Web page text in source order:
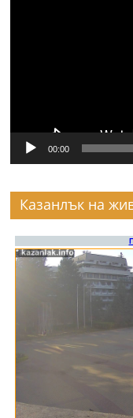
00:00
Казанлък на